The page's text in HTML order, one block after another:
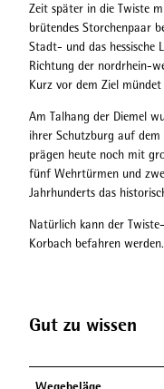
Zeit später in die Twiste
brütendes Storchenpaar
Stadt- und das hessische
Richtung der nordrhein-
Kurz vor dem Ziel
Am Talhang der Diemel
ihrer Schutzburg auf
prägen heute noch mit
fünf Wehrtürmen und
Jahrhunderts das
Natürlich kann der
Korbach befahren
Gut zu wissen